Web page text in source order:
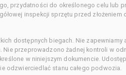
przydatności do określonego celu lub
inspekcji sprzętu przed złożeniem
dostępnych biegach. Nie zapewniamy
Nie przeprowadzono żadnej kontroli w
w niniejszym dokumencie.
odzwierciedlać stanu całego podwozia.